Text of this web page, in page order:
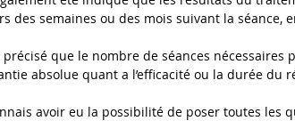
des semaines ou des mois suivant la
précisé que le nombre de séances
absolue quant a l’efficacité ou la durée du
avoir eu la possibilité de poser toutes les